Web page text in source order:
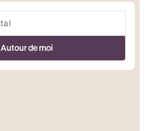
Autour de moi